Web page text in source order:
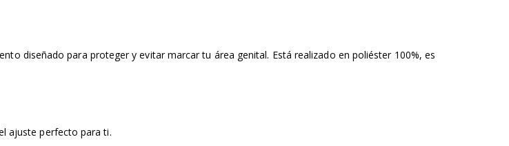
diseñado para proteger y evitar marcar tu área genital. Está realizado en poliéster 100%, es
ajuste perfecto para ti.​